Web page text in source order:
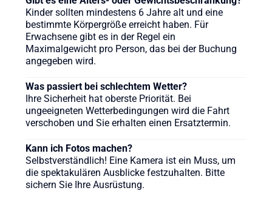
Kinder sollten mindestens 6 Jahre alt und eine
bestimmte Körpergröße erreicht haben. Für
Erwachsene gibt es in der Regel ein
Maximalgewicht pro Person, das bei der Buchung
angegeben wird.
Was passiert bei schlechtem Wetter?
Ihre Sicherheit hat oberste Priorität. Bei
ungeeigneten Wetterbedingungen wird die Fahrt
verschoben und Sie erhalten einen Ersatztermin.
Kann ich Fotos machen?
Selbstverständlich! Eine Kamera ist ein Muss, um
die spektakulären Ausblicke festzuhalten. Bitte
sichern Sie Ihre Ausrüstung.